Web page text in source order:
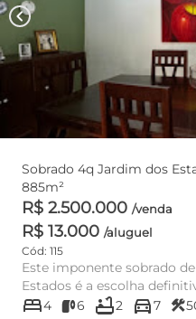
chevron_left
Sobrado 4q Jardim dos
885m²
R$ 2.500.000 /venda
R$ 13.000 /aluguel
Cód: 115
Este imponente sobrado
Estados é a escolha
amplitude e sofistica...
bed4 6 bathtub2 directions_car7 construction